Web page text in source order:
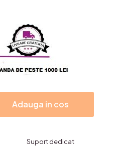
Adauga in cos
Suport dedicat